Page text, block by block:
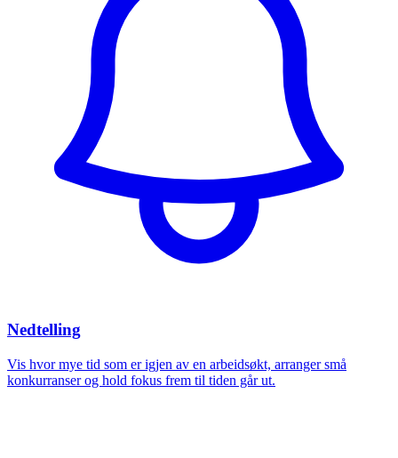
Nedtelling
Vis hvor mye tid som er igjen av en arbeidsøkt, arranger små
konkurranser og hold fokus frem til tiden går ut.